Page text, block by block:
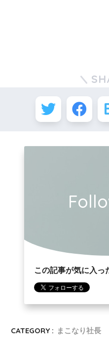
この記事が気に入っ
CATEGORY : まこなり社長